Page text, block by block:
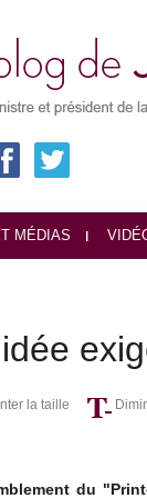
MÉDIAS
la taille
du